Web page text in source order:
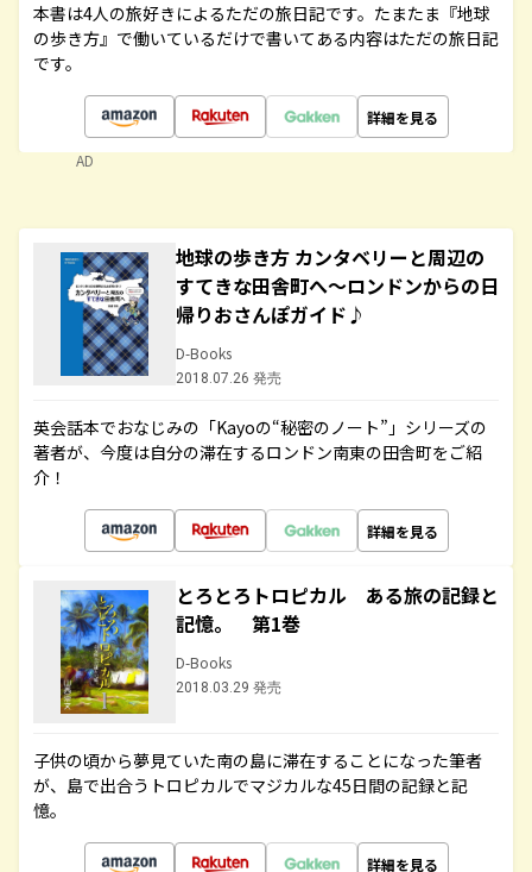
本書は4人の旅好きによるただの旅日記です。たまたま『地球
の歩き方』で働いているだけで書いてある内容はただの旅日記
です。
詳細を見る
AD
地球の歩き方 カンタベリーと周辺の
すてきな田舎町へ～ロンドンからの日
帰りおさんぽガイド♪
D-Books
2018.07.26 発売
英会話本でおなじみの「Kayoの“秘密のノート”」シリーズの
著者が、今度は自分の滞在するロンドン南東の田舎町をご紹
介！
詳細を見る
とろとろトロピカル ある旅の記録と
記憶。 第1巻
D-Books
2018.03.29 発売
子供の頃から夢見ていた南の島に滞在することになった筆者
が、島で出合うトロピカルでマジカルな45日間の記録と記
憶。
詳細を見る